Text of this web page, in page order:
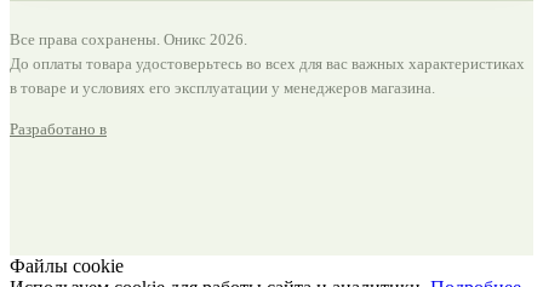
Все права сохранены. Оникс 2026.
До оплаты товара удостоверьтесь во всех для вас важных характеристиках
в товаре и условиях его эксплуатации у менеджеров магазина.
Разработано в
Файлы cookie